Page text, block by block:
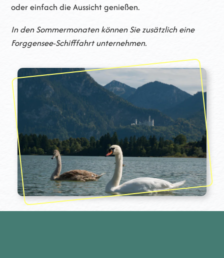
oder einfach die Aussicht genießen.
In den Sommermonaten können Sie zusätzlich eine
Forggensee-Schifffahrt unternehmen.